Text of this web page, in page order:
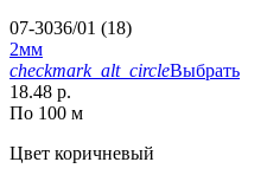
07-3036/01 (18)
2мм
checkmark_alt_circleВыбрать
18.48 р.
По 100 м
Цвет коричневый